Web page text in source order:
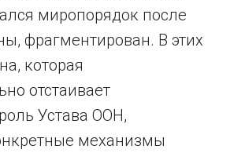
миропорядок после
фрагментирован. В этих
которая
отстаивает
Устава ООН,
механизмы